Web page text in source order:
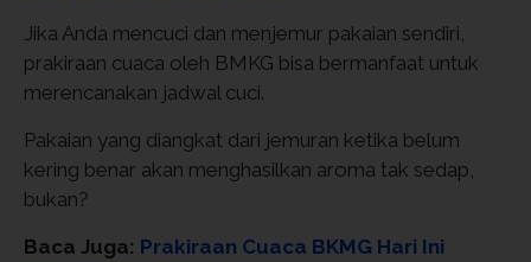
Jika Anda mencuci dan menjemur pakaian sendiri,
prakiraan cuaca oleh BMKG bisa bermanfaat untuk
merencanakan jadwal cuci.
Pakaian yang diangkat dari jemuran ketika belum
kering benar akan menghasilkan aroma tak sedap,
bukan?
Baca Juga: Prakiraan Cuaca BKMG Hari Ini